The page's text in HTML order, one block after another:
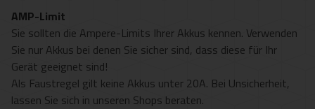
AMP-Limit
Sie sollten die Ampere-Limits Ihrer Akkus kennen. Verwenden
Sie nur Akkus bei denen Sie sicher sind, dass diese für Ihr
Gerät geeignet sind!
Als Faustregel gilt keine Akkus unter 20A. Bei Unsicherheit,
lassen Sie sich in unseren Shops beraten.